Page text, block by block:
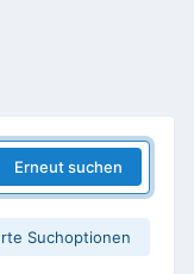
Erneut suchen
Suchoptionen